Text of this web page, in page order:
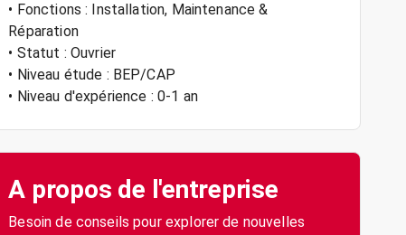
• Fonctions : Installation, Maintenance &
Réparation
• Statut : Ouvrier
• Niveau étude : BEP/CAP
• Niveau d'expérience : 0-1 an
A propos de l'entreprise
Besoin de conseils pour explorer de nouvelles